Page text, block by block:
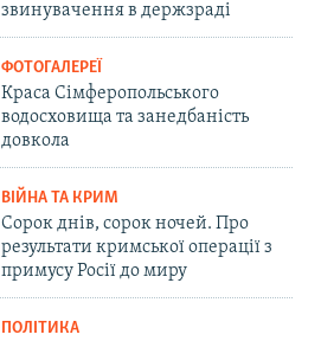
звинувачення в держзраді
ФОТОГАЛЕРЕЇ
Краса Сімферопольського
водосховища та занедбаність
довкола
ВІЙНА ТА КРИМ
Сорок днів, сорок ночей. Про
результати кримської операції з
примусу Росії до миру
ПОЛІТИКА